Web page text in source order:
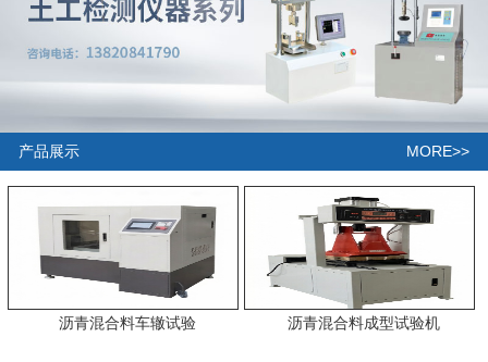
产品展示 MORE>>
沥青混合料车辙试验 沥青混合料成型试验机